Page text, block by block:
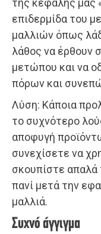
της κεφαλής μας
επιδερμίδα του
μαλλιών όπως
λάθος να έρθουν
μετώπου και να
πόρων και
Λύση: Κάποια
το συχνότερο
αποφυγή
συνεχίσετε να
σκουπίστε
πανί μετά την
μαλλιά.
Συχνό άγγιγμα